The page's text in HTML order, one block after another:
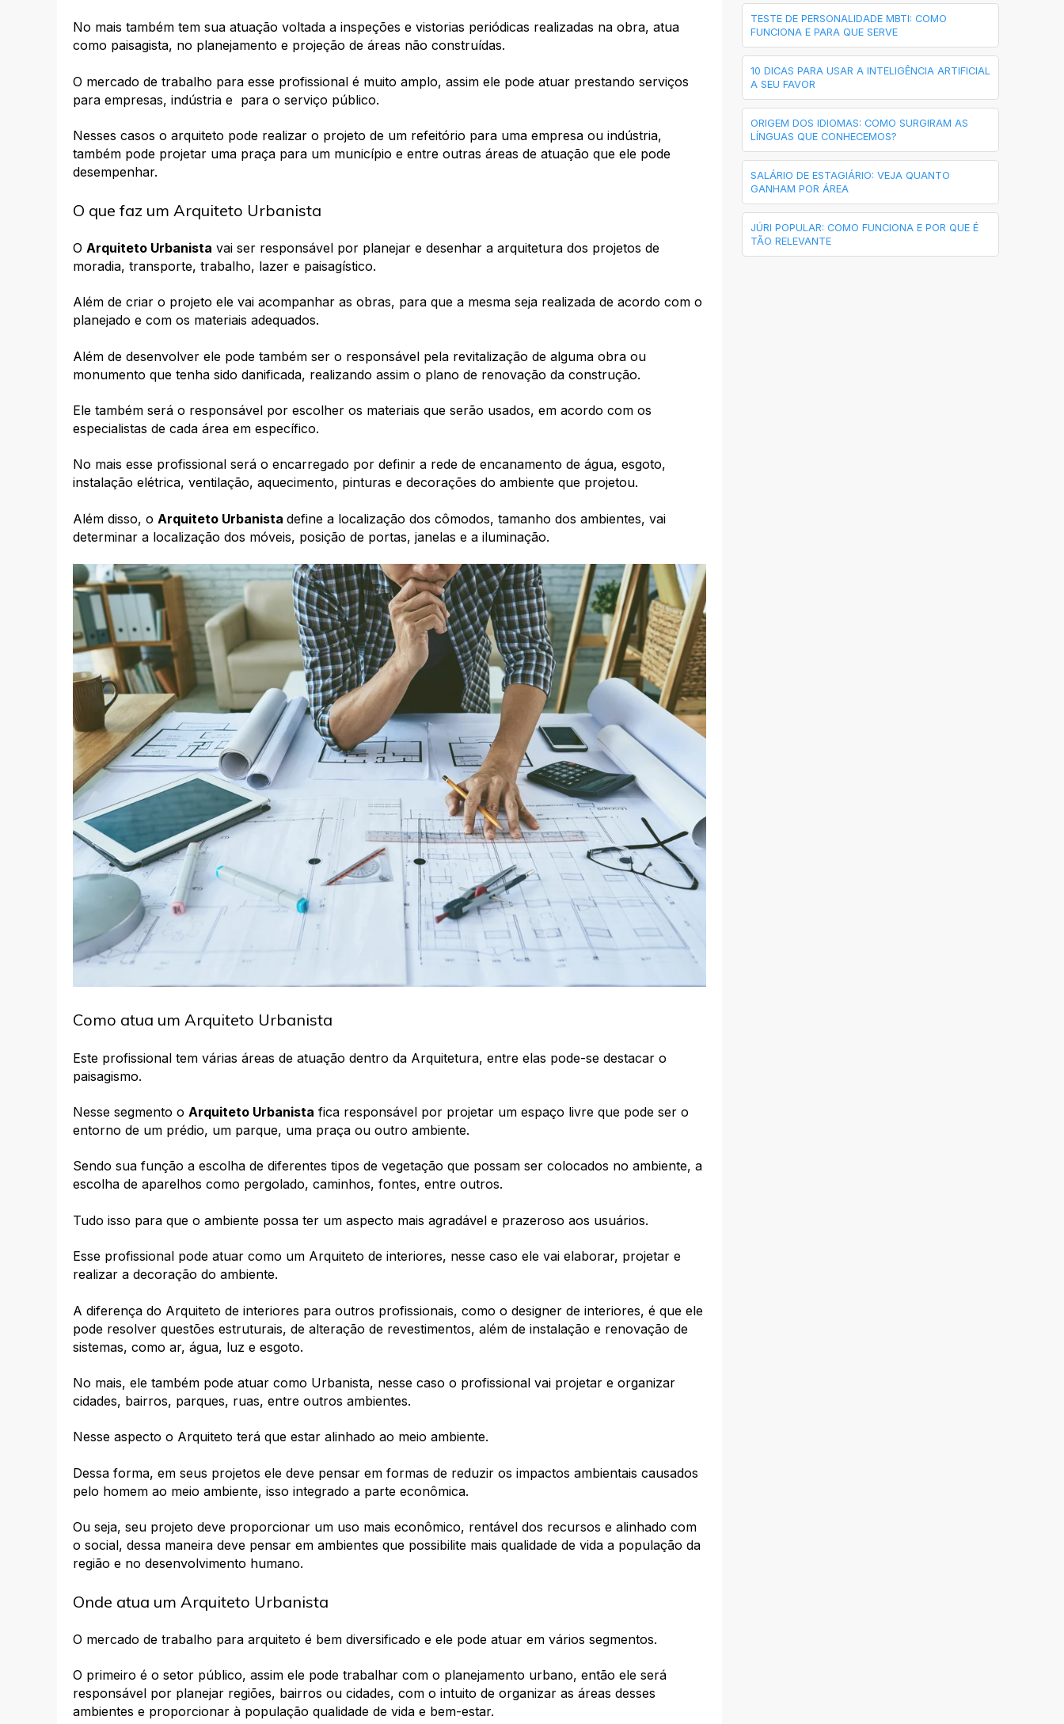
No mais também tem sua atuação voltada a inspeções e vistorias periódicas realizadas na obra, atua
como paisagista, no planejamento e projeção de áreas não construídas.
O mercado de trabalho para esse profissional é muito amplo, assim ele pode atuar prestando serviços
para empresas, indústria e para o serviço público.
Nesses casos o arquiteto pode realizar o projeto de um refeitório para uma empresa ou indústria,
também pode projetar uma praça para um município e entre outras áreas de atuação que ele pode
desempenhar.
O que faz um Arquiteto Urbanista
O Arquiteto Urbanista vai ser responsável por planejar e desenhar a arquitetura dos projetos de
moradia, transporte, trabalho, lazer e paisagístico.
Além de criar o projeto ele vai acompanhar as obras, para que a mesma seja realizada de acordo com o
planejado e com os materiais adequados.
Além de desenvolver ele pode também ser o responsável pela revitalização de alguma obra ou
monumento que tenha sido danificada, realizando assim o plano de renovação da construção.
Ele também será o responsável por escolher os materiais que serão usados, em acordo com os
especialistas de cada área em específico.
No mais esse profissional será o encarregado por definir a rede de encanamento de água, esgoto,
instalação elétrica, ventilação, aquecimento, pinturas e decorações do ambiente que projetou.
Além disso, o Arquiteto Urbanista define a localização dos cômodos, tamanho dos ambientes, vai
determinar a localização dos móveis, posição de portas, janelas e a iluminação.
Como atua um Arquiteto Urbanista
Este profissional tem várias áreas de atuação dentro da Arquitetura, entre elas pode-se destacar o
paisagismo.
Nesse segmento o Arquiteto Urbanista fica responsável por projetar um espaço livre que pode ser o
entorno de um prédio, um parque, uma praça ou outro ambiente.
Sendo sua função a escolha de diferentes tipos de vegetação que possam ser colocados no ambiente, a
escolha de aparelhos como pergolado, caminhos, fontes, entre outros.
Tudo isso para que o ambiente possa ter um aspecto mais agradável e prazeroso aos usuários.
Esse profissional pode atuar como um Arquiteto de interiores, nesse caso ele vai elaborar, projetar e
realizar a decoração do ambiente.
A diferença do Arquiteto de interiores para outros profissionais, como o designer de interiores, é que ele
pode resolver questões estruturais, de alteração de revestimentos, além de instalação e renovação de
sistemas, como ar, água, luz e esgoto.
No mais, ele também pode atuar como Urbanista, nesse caso o profissional vai projetar e organizar
cidades, bairros, parques, ruas, entre outros ambientes.
Nesse aspecto o Arquiteto terá que estar alinhado ao meio ambiente.
Dessa forma, em seus projetos ele deve pensar em formas de reduzir os impactos ambientais causados
pelo homem ao meio ambiente, isso integrado a parte econômica.
Ou seja, seu projeto deve proporcionar um uso mais econômico, rentável dos recursos e alinhado com
o social, dessa maneira deve pensar em ambientes que possibilite mais qualidade de vida a população da
região e no desenvolvimento humano.
Onde atua um Arquiteto Urbanista
O mercado de trabalho para arquiteto é bem diversificado e ele pode atuar em vários segmentos.
O primeiro é o setor público, assim ele pode trabalhar com o planejamento urbano, então ele será
responsável por planejar regiões, bairros ou cidades, com o intuito de organizar as áreas desses
ambientes e proporcionar à população qualidade de vida e bem-estar.
TESTE DE PERSONALIDADE MBTI: COMO
FUNCIONA E PARA QUE SERVE
10 DICAS PARA USAR A INTELIGÊNCIA ARTIFICIAL
A SEU FAVOR
ORIGEM DOS IDIOMAS: COMO SURGIRAM AS
LÍNGUAS QUE CONHECEMOS?
SALÁRIO DE ESTAGIÁRIO: VEJA QUANTO
GANHAM POR ÁREA
JÚRI POPULAR: COMO FUNCIONA E POR QUE É
TÃO RELEVANTE